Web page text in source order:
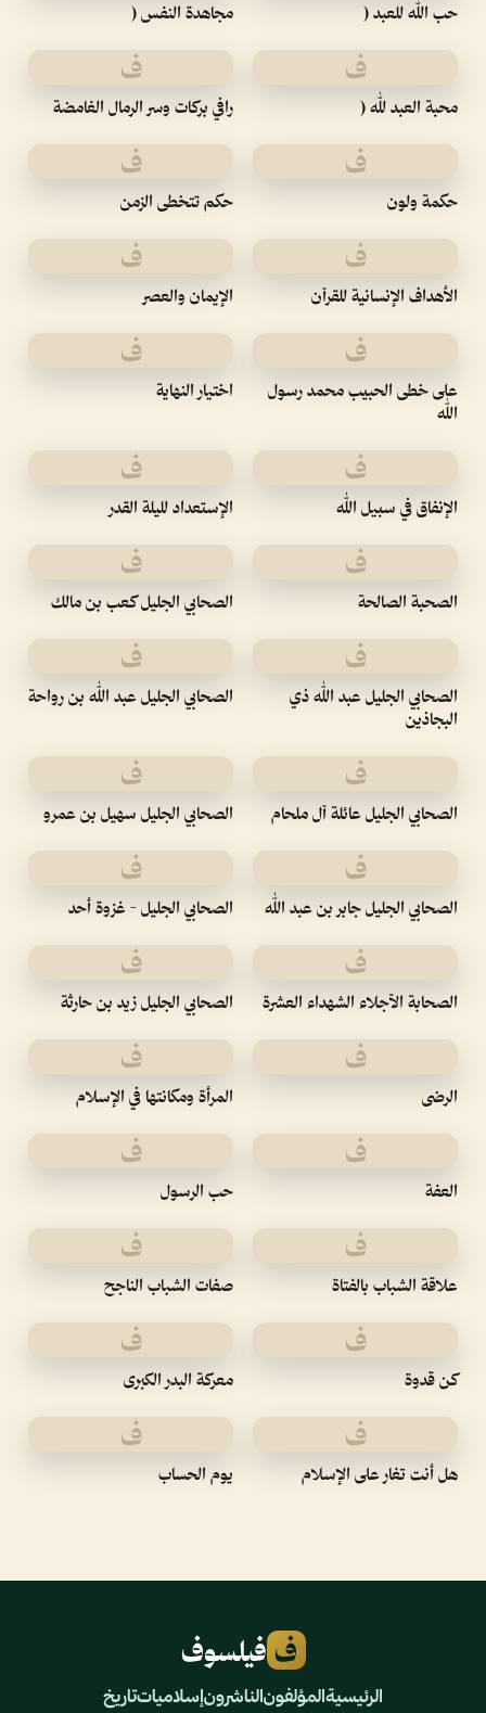
حب الله للعبد ( مجاهدة النفس (
ف
محبة العبد لله (
ف
رافي بركات وسر الرمال الغامضة
ف
حكمة ولون
ف
حكم تتخطى الزمن
ف
الأهداف الإنسانية للقرآن
ف
الإيمان والعصر
ف
على خطى الحبيب محمد رسول
الله
ف
اختيار النهاية
ف
الإنفاق في سبيل الله
ف
الإستعداد لليلة القدر
ف
الصحبة الصالحة
ف
الصحابي الجليل كعب بن مالك
ف
الصحابي الجليل عبد الله ذي
البجاذين
ف
الصحابي الجليل عبد الله بن رواحة
ف
الصحابي الجليل عائلة آل ملحام
ف
الصحابي الجليل سهيل بن عمرو
ف
الصحابي الجليل جابر بن عبد الله
ف
الصحابي الجليل - غزوة أحد
ف
الصحابة الآجلاء الشهداء العشرة
ف
الصحابي الجليل زيد بن حارثة
ف
الرضى
ف
المرأة ومكانتها في الإسلام
ف
العفة
ف
حب الرسول
ف
علاقة الشباب بالفتاة
ف
صفات الشباب الناجح
ف
كن قدوة
ف
معركة البدر الكبرى
ف
هل أنت تغار على الإسلام
ف
يوم الحساب
ف فيلسوف
الرئيسيةالمؤلفونالناشرونإسلامياتتاريخ